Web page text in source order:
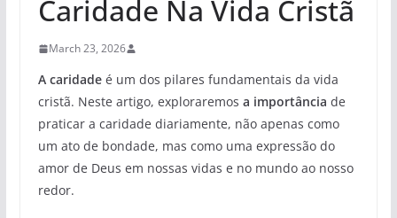
Caridade Na Vida Cristã
March 23, 2026
A caridadeé um dos pilares fundamentais da vida
cristã. Neste artigo, exploraremos a importância de
praticar a caridade diariamente, não apenas como
um ato de bondade, mas como uma expressão do
amor de Deus em nossas vidas e no mundo ao nosso
redor.